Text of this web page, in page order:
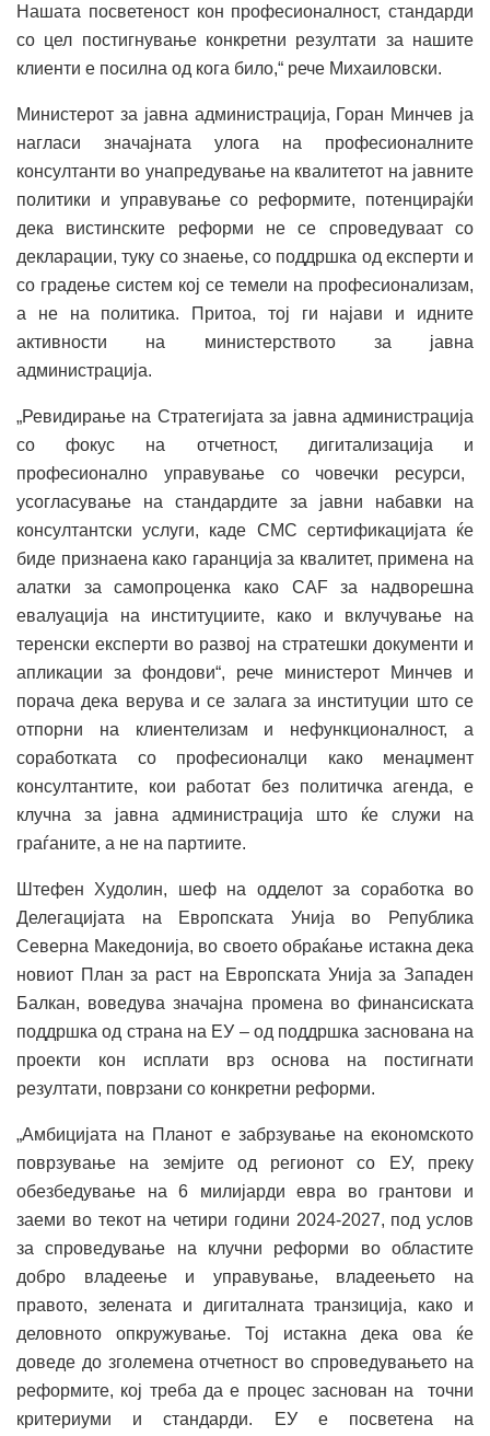
Нашата посветеност кон професионалност, стандарди
со цел постигнување конкретни резултати за нашите
клиенти е посилна од кога било,“ рече Михаиловски.
Министерот за јавна администрација, Горан Минчев ја
нагласи значајната улога на професионалните
консултанти во унапредување на квалитетот на јавните
политики и управување со реформите, потенцирајќи
дека вистинските реформи не се спроведуваат со
декларации, туку со знаење, со поддршка од експерти и
со градење систем кој се темели на професионализам,
а не на политика. Притоа, тој ги најави и идните
активности на министерството за јавна
администрација.
„Ревидирање на Стратегијата за јавна администрација
со фокус на отчетност, дигитализација и
професионално управување со човечки ресурси,
усогласување на стандардите за јавни набавки на
консултантски услуги, каде CMC сертификацијата ќе
биде признаена како гаранција за квалитет, примена на
алатки за самопроценка како CAF за надворешна
евалуација на институциите, како и вклучување на
теренски експерти во развој на стратешки документи и
апликации за фондови“, рече министерот Минчев и
порача дека верува и се залага за институции што се
отпорни на клиентелизам и нефункционалност, а
соработката со професионалци како менаџмент
консултантите, кои работат без политичка агенда, е
клучна за јавна администрација што ќе служи на
граѓаните, а не на партиите.
Штефен Худолин, шеф на одделот за соработка во
Делегацијата на Европската Унија во Република
Северна Македонија, во своето обраќање истакна дека
новиот План за раст на Европската Унија за Западен
Балкан, воведува значајна промена во финансиската
поддршка од страна на ЕУ – од поддршка заснована на
проекти кон исплати врз основа на постигнати
резултати, поврзани со конкретни реформи.
„Амбицијата на Планот е забрзување на економското
поврзување на земјите од регионот со ЕУ, преку
обезбедување на 6 милијарди евра во грантови и
заеми во текот на четири години 2024-2027, под услов
за спроведување на клучни реформи во областите
добро владеење и управување, владеењето на
правото, зелената и дигиталната транзиција, како и
деловното опкружување. Тој истакна дека ова ќе
доведе до зголемена отчетност во спроведувањето на
реформите, кој треба да е процес заснован на точни
критериуми и стандарди. ЕУ е посветена на